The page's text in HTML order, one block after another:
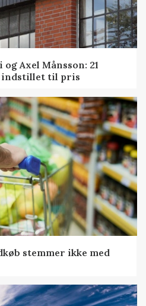
Axel Månsson: 21
indstillet til pris
stemmer ikke med